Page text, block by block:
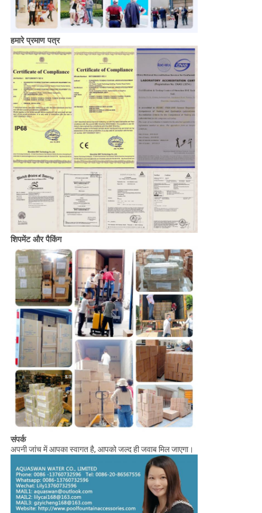
हमारे प्रमाण पत्र
शिपमेंट और पैकिंग
संपर्क
अपनी जांच में आपका स्वागत है, आपको जल्द ही जवाब मिल जाएगा।